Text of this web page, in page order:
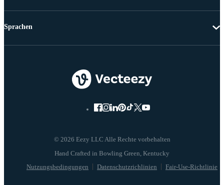
© 2026 Eezy LLC Alle Rechte vorbehalten
Nutzungsbedingungen Datenschutzrichlinien Fair-Use-Richtlinie
Sprachen